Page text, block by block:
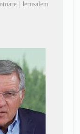
| Jerusalem